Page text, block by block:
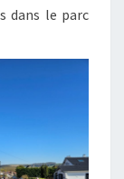
dans le parc